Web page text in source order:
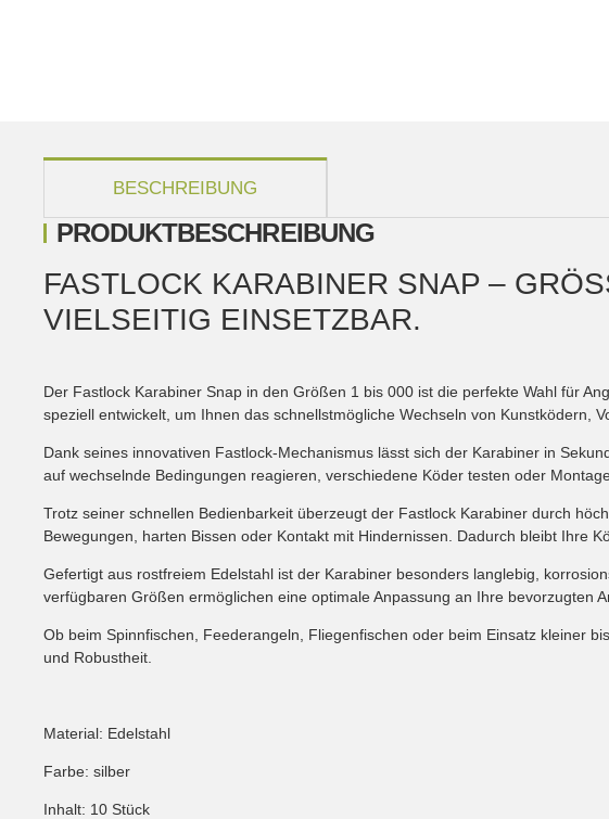
BESCHREIBUNG
PRODUKTBESCHREIBUNG
FASTLOCK KARABINER SNAP –
IELSEITIG EINSETZBAR.
Der Fastlock Karabiner Snap in den Größen 1 bis 000 ist die perfekte Wahl für
speziell entwickelt, um Ihnen das schnellstmögliche Wechseln von Kunstködern,
Dank seines innovativen Fastlock-Mechanismus lässt sich der Karabiner in
auf wechselnde Bedingungen reagieren, verschiedene Köder testen oder
Trotz seiner schnellen Bedienbarkeit überzeugt der Fastlock Karabiner durch
Bewegungen, harten Bissen oder Kontakt mit Hindernissen. Dadurch bleibt Ihre
Gefertigt aus rostfreiem Edelstahl ist der Karabiner besonders langlebig,
verfügbaren Größen ermöglichen eine optimale Anpassung an Ihre bevorzugten
Ob beim Spinnfischen, Feederangeln, Fliegenfischen oder beim Einsatz kleiner
und Robustheit.
Material: Edelstahl
Farbe: silber
Inhalt: 10 Stück